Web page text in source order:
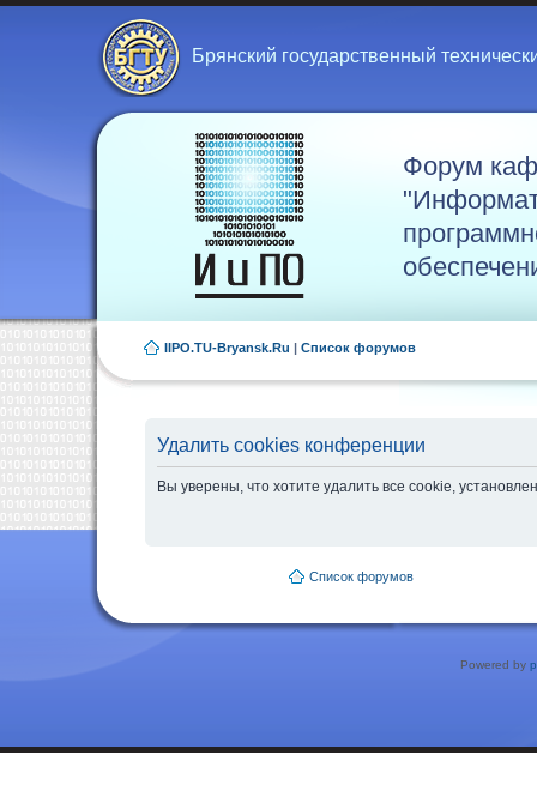
Брянский государственный
Форум
IIPO.TU-Bryansk.Ru | Список форумов
Удалить cookies конференции
Вы уверены, что хотите удалить все cookie,
Список форумов
Powered by